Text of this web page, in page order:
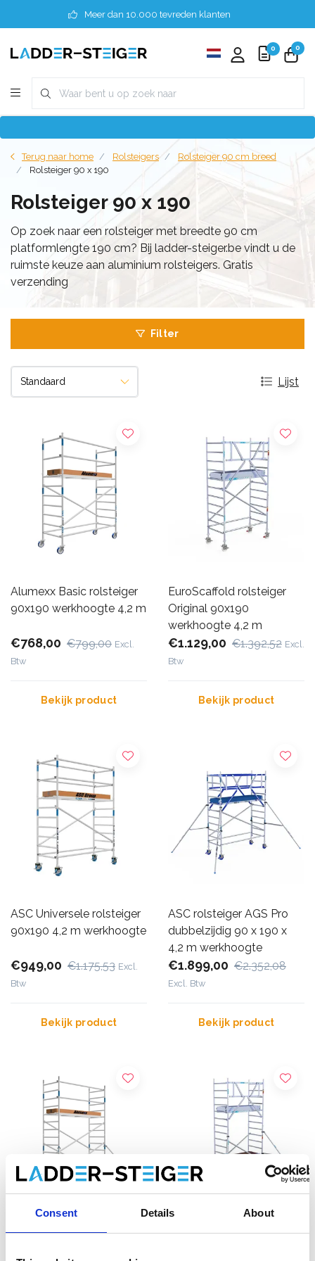
Consent Details About
Meer dan 10.000 tevreden klanten
0 0
Terug naar home Rolsteigers
Rolsteiger 90 cm breed
Rolsteiger 90 x 190
Rolsteiger 90 x 190
Op zoek naar een rolsteiger met breedte 90 cm
platformlengte 190 cm? Bij ladder-steiger.be vindt u de
ruimste keuze aan aluminium rolsteigers. Gratis
verzending
Filter
Lijst
Alumexx Basic rolsteiger
90x190 werkhoogte 4,2 m
€768,00 €799,00 Excl.
Btw
Bekijk product
EuroScaffold rolsteiger
Original 90x190
werkhoogte 4,2 m
€1.129,00 €1.392,52 Excl.
Btw
Bekijk product
ASC Universele rolsteiger
90x190 4,2 m werkhoogte
€949,00 €1.175,53 Excl.
Btw
Bekijk product
ASC rolsteiger AGS Pro
dubbelzijdig 90 x 190 x
4,2 m werkhoogte
€1.899,00 €2.352,08
Excl. Btw
Bekijk product
Alumexx Basic rolsteiger
EuroScaffold rolsteiger